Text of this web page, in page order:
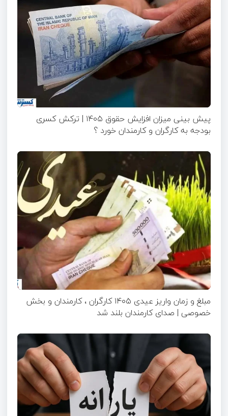
پیش بینی میزان افزایش حقوق ۱۴۰۵ | ترکش کسری
بودجه به کارگران و کارمندان خورد ؟
مبلغ و زمان واریز عیدی ۱۴۰۵ کارگران ، کارمندان و بخش
خصوصی | صدای کارمندان بلند شد